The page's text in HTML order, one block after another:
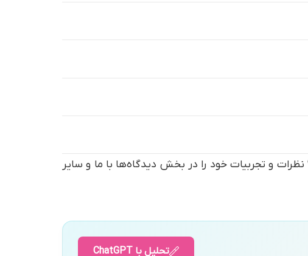
نظرات و تجربیات خود را در بخش دیدگاه‌ها با ما و سایر
تحلیل با ChatGPT